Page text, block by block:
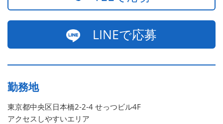
LINEで応募
勤務地
東京都中央区日本橋2-2-4 せっつビル4F
アクセスしやすいエリア